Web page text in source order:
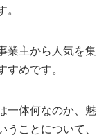
業主から人気を集
すめです。
一体何なのか、魅
ことについて、